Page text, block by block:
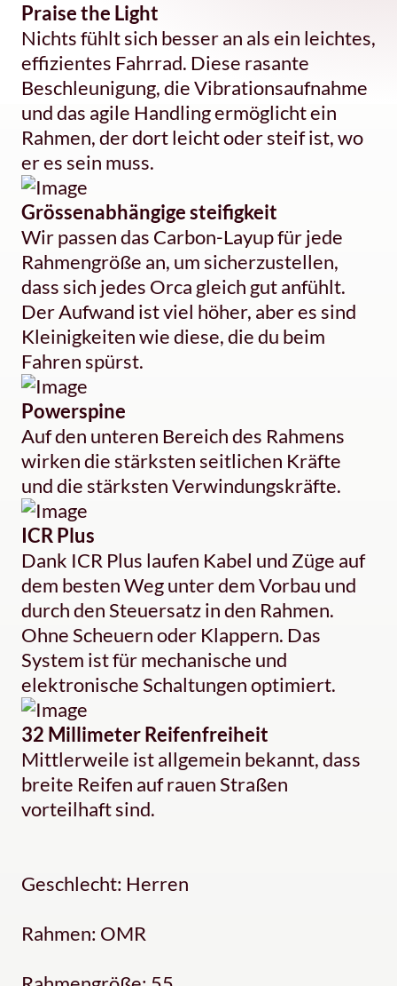
Praise the Light
Nichts fühlt sich besser an als ein leichtes,
effizientes Fahrrad. Diese rasante
Beschleunigung, die Vibrationsaufnahme
und das agile Handling ermöglicht ein
Rahmen, der dort leicht oder steif ist, wo
er es sein muss.
Grössenabhängige steifigkeit
Wir passen das Carbon-Layup für jede
Rahmengröße an, um sicherzustellen,
dass sich jedes Orca gleich gut anfühlt.
Der Aufwand ist viel höher, aber es sind
Kleinigkeiten wie diese, die du beim
Fahren spürst.
Powerspine
Auf den unteren Bereich des Rahmens
wirken die stärksten seitlichen Kräfte
und die stärksten Verwindungskräfte.
ICR Plus
Dank ICR Plus laufen Kabel und Züge auf
dem besten Weg unter dem Vorbau und
durch den Steuersatz in den Rahmen.
Ohne Scheuern oder Klappern. Das
System ist für mechanische und
elektronische Schaltungen optimiert.
32 Millimeter Reifenfreiheit
Mittlerweile ist allgemein bekannt, dass
breite Reifen auf rauen Straßen
vorteilhaft sind.
Geschlecht: Herren
Rahmen: OMR